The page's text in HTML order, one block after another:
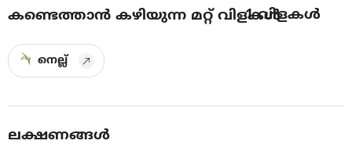
കണ്ടെത്താൻ കഴിയുന്ന മറ്റ് വിളകൾ
1വിളകൾ
നെല്ല്
ലക്ഷണങ്ങൾ